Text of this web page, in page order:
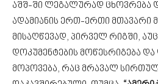
აშშ-ში ლეგალურად ცხოვრება
ადამიანის ერთ-ერთი მთავარი
მისაღწევად, პირველ რიგში,
დოკუმენტების მოწესრიგება
მოპოვება, რაც მრავალ